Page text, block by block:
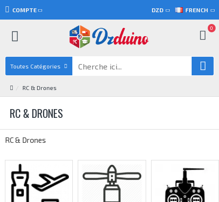
COMPTE DZD FRENCH
0
Toutes Catégories
RC & Drones
RC & DRONES
RC & Drones